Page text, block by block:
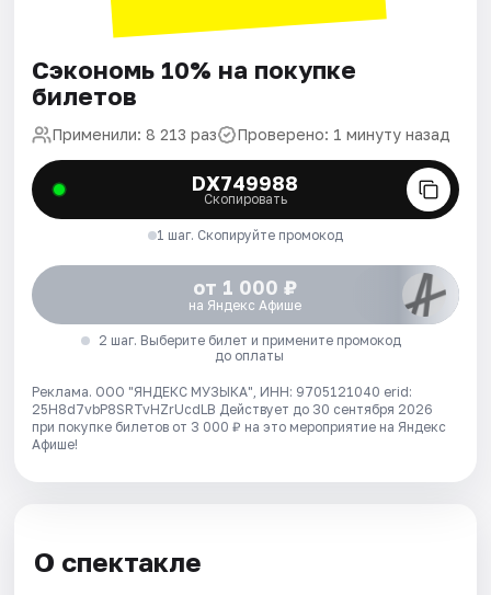
Сэкономь 10% на покупке
билетов
Применили: 8 213 раз Проверено: 1 минуту назад
DX749988
Скопировать
1 шаг. Скопируйте промокод
от 1 000 ₽
на Яндекс Афише
2 шаг. Выберите билет и примените промокод
до оплаты
Реклама. ООО "ЯНДЕКС МУЗЫКА", ИНН: 9705121040 erid:
25H8d7vbP8SRTvHZrUcdLB Действует до 30 сентября 2026
при покупке билетов от 3 000 ₽ на это мероприятие на Яндекс
Афише!
О спектакле